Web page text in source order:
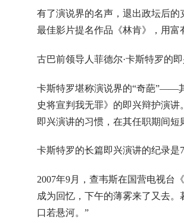
有了演说界的名声，退出政坛后
最佳影片提名作品《林肯》，用富
古巴前领导人菲德尔·卡斯特罗的
卡斯特罗堪称演说界的“奇葩”——
史将宣判我无罪》的即兴辩护演
即兴演讲的习惯，在其任职期间
卡斯特罗的长篇即兴演讲的纪录是
2007年9月，查韦斯在国营电视台
成为回忆，下午的薄雾来了又去
口若悬河。”